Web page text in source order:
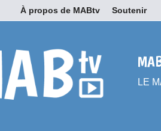
À propos de MABtv Soutenir
LE